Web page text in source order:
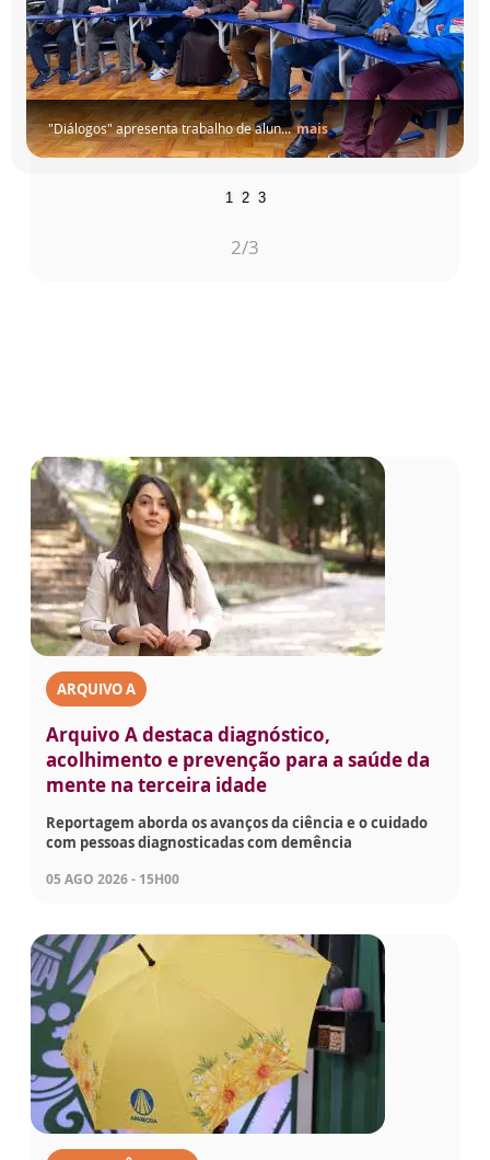
"Diálogos" apresenta trabalho de alun... mais
1 2 3
2/3
ARQUIVO A
Arquivo A destaca diagnóstico,
acolhimento e prevenção para a saúde da
mente na terceira idade
Reportagem aborda os avanços da ciência e o cuidado
com pessoas diagnosticadas com demência
05 AGO 2026 - 15H00